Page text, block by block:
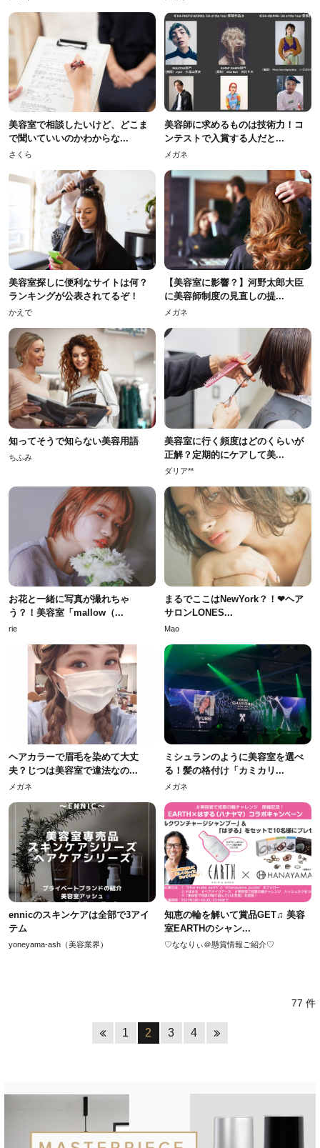
美容室で相談したいけど、どこま
で聞いていいのかわからな...
さくら
美容師に求めるものは技術力！コ
ンテストで入賞する人だと...
メガネ
美容室探しに便利なサイトは何？
ランキングが公表されてるぞ！
かえで
【美容室に影響？】河野太郎大臣
に美容師制度の見直しの提...
メガネ
知ってそうで知らない美容用語
ちふみ
美容室に行く頻度はどのくらいが
正解？定期的にケアして美...
ダリア**
お花と一緒に写真が撮れちゃ
う？！美容室「mallow（...
rie
まるでここはNewYork？！❤︎ヘア
サロンLONES...
Mao
ヘアカラーで眉毛を染めて大丈
夫？じつは美容室で違法なの...
メガネ
ミシュランのように美容室を選べ
る！髪の格付け「カミカリ...
メガネ
ennicのスキンケアは全部で3アイ
テム
yoneyama-ash（美容業界）
知恵の輪を解いて賞品GET♫ 美容
室EARTHのシャン...
♡ななりぃ＠懸賞情報ご紹介♡
77 件
1 2 3 4